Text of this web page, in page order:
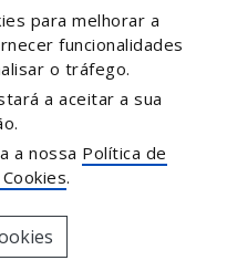
para melhorar a
funcionalidades
o tráfego.
a aceitar a sua
a nossa Política de
.